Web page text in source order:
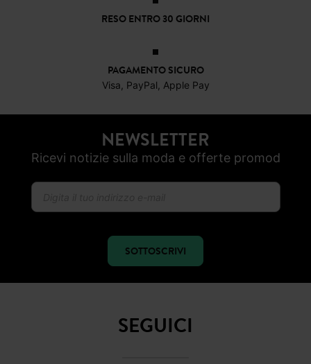
RESO ENTRO 30 GIORNI
PAGAMENTO SICURO
Visa, PayPal, Apple Pay
NEWSLETTER
Ricevi notizie sulla moda e offerte promod
SOTTOSCRIVI
SEGUICI